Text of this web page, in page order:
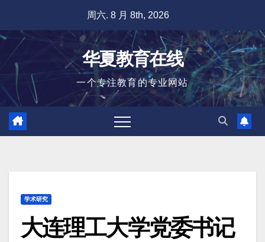
容
周六. 8 月 8th, 2026
华夏教育在线
一个专注教育的专业网站
学术研究
大连理工大学党委书记